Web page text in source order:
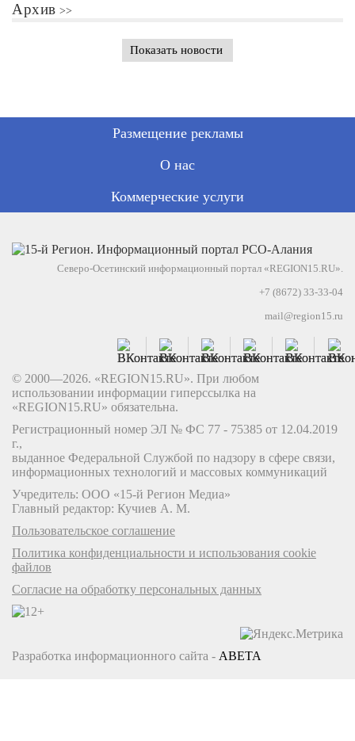
Архив
Показать новости
Размещение рекламы
О нас
Коммерческие услуги
Северо-Осетинский информационный портал «REGION15.RU».
+7 (8672) 33-33-04
mail@region15.ru
© 2000—2026. «REGION15.RU». При любом
использовании информации гиперссылка на
«REGION15.RU» обязательна.
Регистрационный номер ЭЛ № ФС 77 - 75385 от 12.04.2019
г.,
выданное Федеральной Службой по надзору в сфере связи,
информационных технологий и массовых коммуникаций
Учредитель: ООО «15-й Регион Медиа»
Главный редактор: Кучиев А. М.
Пользовательское соглашение
Политика конфиденциальности и использования cookie
файлов
Согласие на обработку персональных данных
Разработка информационного сайта - ABETA